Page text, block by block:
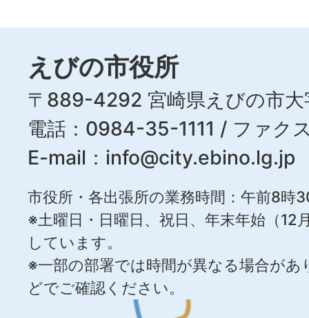
えびの市役所
〒889-4292 宮崎県えびの市大
電話：0984-35-1111 / ファ
E-mail： info@city.ebino.lg.jp
市役所・各出張所の業務時間：午前8時
※土曜日・日曜日、祝日、年末年始（12
しています。
※一部の部署では時間が異なる場合が
どでご確認ください。